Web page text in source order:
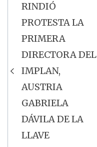
Navegación
de
entradas
RINDIÓ
PROTESTA LA
PRIMERA
DIRECTORA DEL
IMPLAN,
AUSTRIA
GABRIELA
DÁVILA DE LA
LLAVE